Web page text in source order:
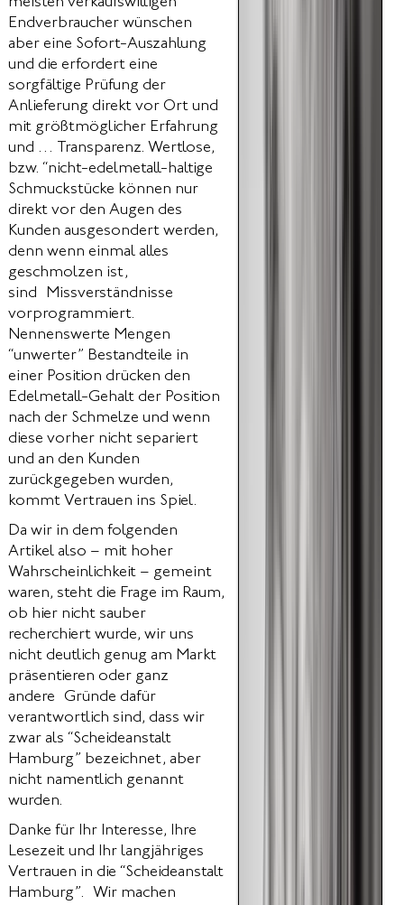
Endverbraucher wünschen
aber eine Sofort-Auszahlung
und die erfordert eine
sorgfältige Prüfung der
Anlieferung direkt vor Ort und
mit größtmöglicher Erfahrung
und … Transparenz. Wertlose,
bzw. “nicht-edelmetall-haltige
Schmuckstücke können nur
direkt vor den Augen des
Kunden ausgesondert werden,
denn wenn einmal alles
geschmolzen ist,
sind Missverständnisse
vorprogrammiert.
Nennenswerte Mengen
“unwerter” Bestandteile in
einer Position drücken den
Edelmetall-Gehalt der Position
nach der Schmelze und wenn
diese vorher nicht separiert
und an den Kunden
zurückgegeben wurden,
kommt Vertrauen ins Spiel.
Da wir in dem folgenden
Artikel also – mit hoher
Wahrscheinlichkeit – gemeint
waren, steht die Frage im Raum,
ob hier nicht sauber
recherchiert wurde, wir uns
nicht deutlich genug am Markt
präsentieren oder ganz
andere Gründe dafür
verantwortlich sind, dass wir
zwar als “Scheideanstalt
Hamburg” bezeichnet, aber
nicht namentlich genannt
wurden.
Danke für Ihr Interesse, Ihre
Lesezeit und Ihr langjähriges
Vertrauen in die “Scheideanstalt
Hamburg”. Wir machen